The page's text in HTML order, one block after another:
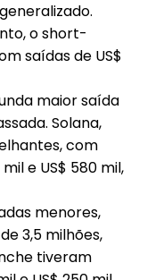
o short-
saídas de US$
maior saída
Solana,
com
e US$ 580 mil,
menores,
3,5 milhões,
tiveram